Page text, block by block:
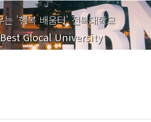
는 '행복 배움터' 전북대학교
Glocal University